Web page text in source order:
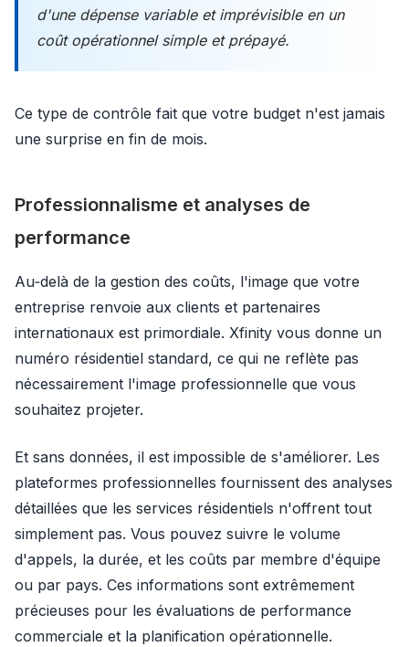
d'une dépense variable et imprévisible en un
coût opérationnel simple et prépayé.
Ce type de contrôle fait que votre budget n'est jamais
une surprise en fin de mois.
Professionnalisme et analyses de
performance
Au‑delà de la gestion des coûts, l'image que votre
entreprise renvoie aux clients et partenaires
internationaux est primordiale. Xfinity vous donne un
numéro résidentiel standard, ce qui ne reflète pas
nécessairement l'image professionnelle que vous
souhaitez projeter.
Et sans données, il est impossible de s'améliorer. Les
plateformes professionnelles fournissent des analyses
détaillées que les services résidentiels n'offrent tout
simplement pas. Vous pouvez suivre le volume
d'appels, la durée, et les coûts par membre d'équipe
ou par pays. Ces informations sont extrêmement
précieuses pour les évaluations de performance
commerciale et la planification opérationnelle.